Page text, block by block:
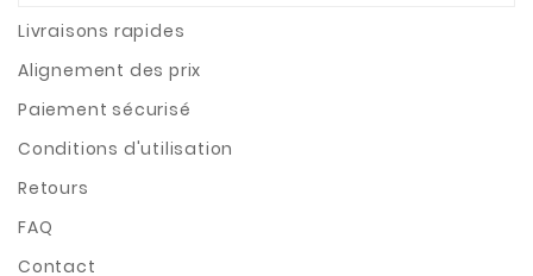
Livraisons rapides
Alignement des prix
Paiement sécurisé
Conditions d'utilisation
Retours
FAQ
Contact